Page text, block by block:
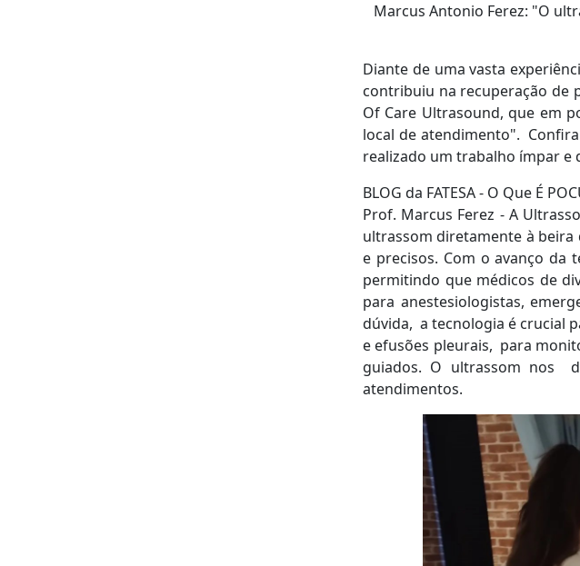
Marcus Antonio Ferez: "O
Diante de uma vasta
contribuiu na recuperação de
Of Care Ultrasound, que em
local de atendimento".
realizado um trabalho ímpar e
BLOG da FATESA - O Que É
Prof. Marcus Ferez - A
ultrassom diretamente à
e precisos. Com o avanço da
permitindo que médicos de
para anestesiologistas,
dúvida, a tecnologia é crucial
e efusões pleurais, para
guiados. O ultrassom nos
atendimentos.